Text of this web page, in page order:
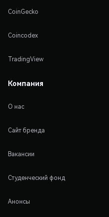
CoinGecko
Coincodex
TradingView
Компания
О нас
Сайт бренда
Вакансии
Студенческий фонд
Анонсы